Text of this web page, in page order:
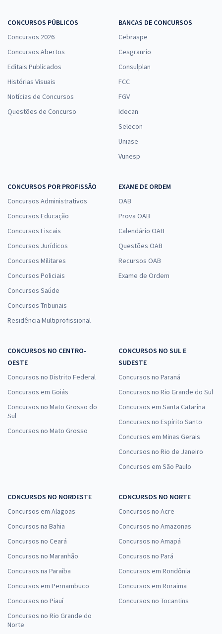
CONCURSOS PÚBLICOS
Concursos 2026
Concursos Abertos
Editais Publicados
Histórias Visuais
Notícias de Concursos
Questões de Concurso
BANCAS DE CONCURSOS
Cebraspe
Cesgranrio
Consulplan
FCC
FGV
Idecan
Selecon
Uniase
Vunesp
CONCURSOS POR PROFISSÃO
Concursos Administrativos
Concursos Educação
Concursos Fiscais
Concursos Jurídicos
Concursos Militares
Concursos Policiais
Concursos Saúde
Concursos Tribunais
Residência Multiprofissional
EXAME DE ORDEM
OAB
Prova OAB
Calendário OAB
Questões OAB
Recursos OAB
Exame de Ordem
CONCURSOS NO CENTRO-
OESTE
Concursos no Distrito Federal
Concursos em Goiás
Concursos no Mato Grosso do
Sul
Concursos no Mato Grosso
CONCURSOS NO SUL E
SUDESTE
Concursos no Paraná
Concursos no Rio Grande do Sul
Concursos em Santa Catarina
Concursos no Espírito Santo
Concursos em Minas Gerais
Concursos no Rio de Janeiro
Concursos em São Paulo
CONCURSOS NO NORDESTE
Concursos em Alagoas
Concursos na Bahia
Concursos no Ceará
Concursos no Maranhão
Concursos na Paraíba
Concursos em Pernambuco
Concursos no Piauí
Concursos no Rio Grande do
Norte
CONCURSOS NO NORTE
Concursos no Acre
Concursos no Amazonas
Concursos no Amapá
Concursos no Pará
Concursos em Rondônia
Concursos em Roraima
Concursos no Tocantins